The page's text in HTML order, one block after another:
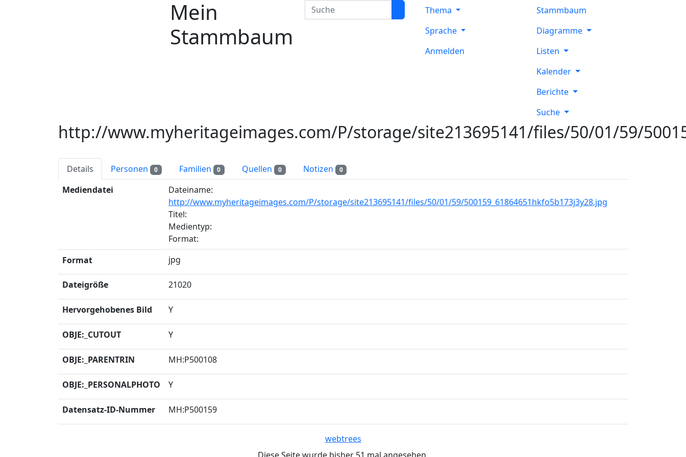
Mein
Stammbaum
Suche
Thema
Sprache
Anmelden
Stammbaum
Diagramme
Listen
Kalender
Berichte
Suche
http://www.myheritageimages.com/P/storage/site213695141/files/50/01/59/
Details Personen 0 Familien 0 Quellen 0 Notizen 0
Mediendatei Dateiname:
http://www.myheritageimages.com/P/storage/site213695141/files/50/01/59/500159_61864651hkfo5b173j3y28.jpg
Titel:
Medientyp:
Format:
Format
jpg
Dateigröße 21020
Hervorgehobenes Bild Y
OBJE:_CUTOUT Y
OBJE:_PARENTRIN MH:P500108
OBJE:_PERSONALPHOTO Y
Datensatz-ID-Nummer MH:P500159
webtrees